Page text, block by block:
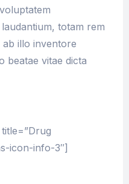
totam rem
ab illo inventore
beatae vitae dicta
icon-info-3″]